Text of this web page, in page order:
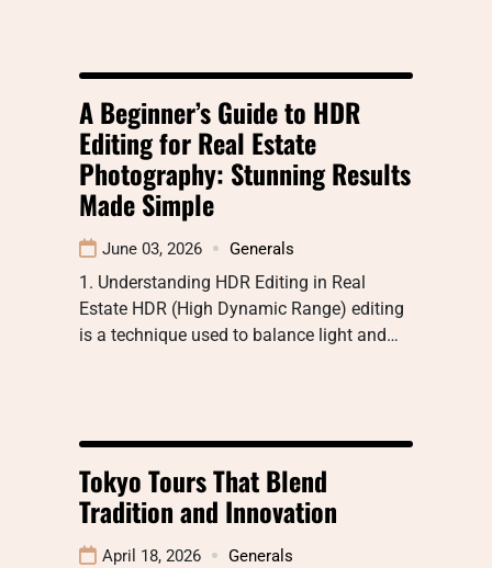
A Beginner’s Guide to HDR
Editing for Real Estate
Photography: Stunning Results
Made Simple
June 03, 2026 Generals
1. Understanding HDR Editing in Real
Estate HDR (High Dynamic Range) editing
is a technique used to balance light and…
Tokyo Tours That Blend
Tradition and Innovation
April 18, 2026 Generals